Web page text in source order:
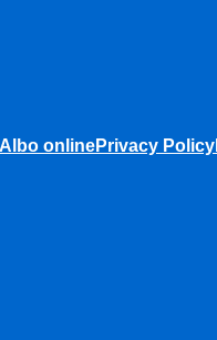
Albo onlinePrivacy Policy